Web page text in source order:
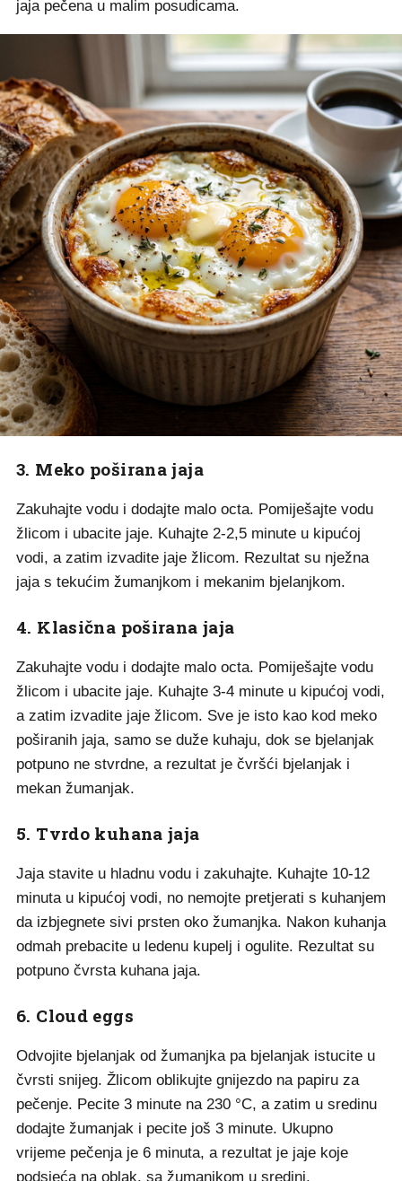
jaja pečena u malim posudicama.
3. Meko poširana jaja
Zakuhajte vodu i dodajte malo octa. Pomiješajte vodu
žlicom i ubacite jaje. Kuhajte 2-2,5 minute u kipućoj
vodi, a zatim izvadite jaje žlicom. Rezultat su nježna
jaja s tekućim žumanjkom i mekanim bjelanjkom.
4. Klasična poširana jaja
Zakuhajte vodu i dodajte malo octa. Pomiješajte vodu
žlicom i ubacite jaje. Kuhajte 3-4 minute u kipućoj vodi,
a zatim izvadite jaje žlicom. Sve je isto kao kod meko
poširanih jaja, samo se duže kuhaju, dok se bjelanjak
potpuno ne stvrdne, a rezultat je čvršći bjelanjak i
mekan žumanjak.
5. Tvrdo kuhana jaja
Jaja stavite u hladnu vodu i zakuhajte. Kuhajte 10-12
minuta u kipućoj vodi, no nemojte pretjerati s kuhanjem
da izbjegnete sivi prsten oko žumanjka. Nakon kuhanja
odmah prebacite u ledenu kupelj i ogulite. Rezultat su
potpuno čvrsta kuhana jaja.
6. Cloud eggs
Odvojite bjelanjak od žumanjka pa bjelanjak istucite u
čvrsti snijeg. Žlicom oblikujte gnijezdo na papiru za
pečenje. Pecite 3 minute na 230 °C, a zatim u sredinu
dodajte žumanjak i pecite još 3 minute. Ukupno
vrijeme pečenja je 6 minuta, a rezultat je jaje koje
podsjeća na oblak, sa žumanjkom u sredini.